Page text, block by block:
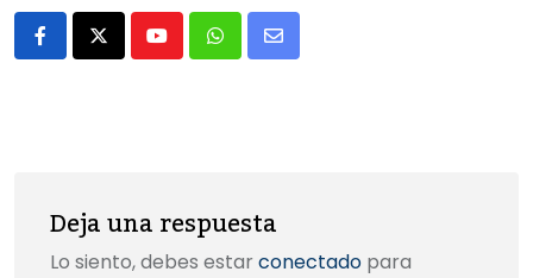
o o tir
YoutubeWhatsapp
Share
Deja una respuesta
Lo siento, debes estar conectado para